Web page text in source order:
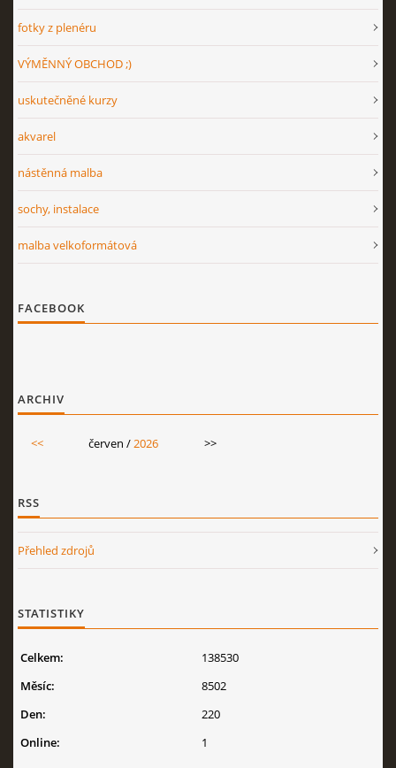
fotky z plenéru
VÝMĚNNÝ OBCHOD ;)
uskutečněné kurzy
akvarel
nástěnná malba
sochy, instalace
malba velkoformátová
FACEBOOK
ARCHIV
<< červen /2026 >>
RSS
Přehled zdrojů
STATISTIKY
Online: 1
Celkem:
138530
Měsíc:
8502
Den:
220